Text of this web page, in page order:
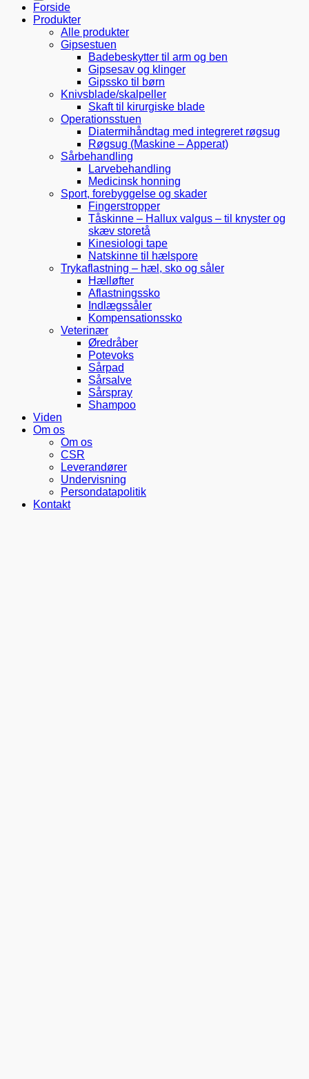
Forside
Produkter
Alle produkter
Gipsestuen
Badebeskytter til arm og ben
Gipsesav og klinger
Gipssko til børn
Knivsblade/skalpeller
Skaft til kirurgiske blade
Operationsstuen
Diatermihåndtag med integreret røgsug
Røgsug (Maskine – Apperat)
Sårbehandling
Larvebehandling
Medicinsk honning
Sport, forebyggelse og skader
Fingerstropper
Tåskinne – Hallux valgus – til knyster og
skæv storetå
Kinesiologi tape
Natskinne til hælspore
Trykaflastning – hæl, sko og såler
Hælløfter
Aflastningssko
Indlægssåler
Kompensationssko
Veterinær
Øredråber
Potevoks
Sårpad
Sårsalve
Sårspray
Shampoo
Viden
Om os
Om os
CSR
Leverandører
Undervisning
Persondatapolitik
Kontakt